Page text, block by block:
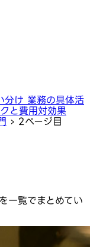
分け 業務の具体活
クと費用対効果
› 2ページ目
一覧でまとめてい